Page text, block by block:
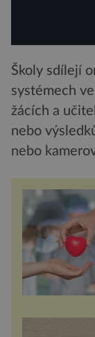
Školy sdílejí
systémech
žácích a
nebo
nebo